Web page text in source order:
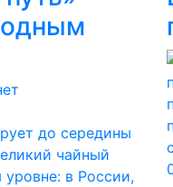
до середины
чайный
уровне: в России,